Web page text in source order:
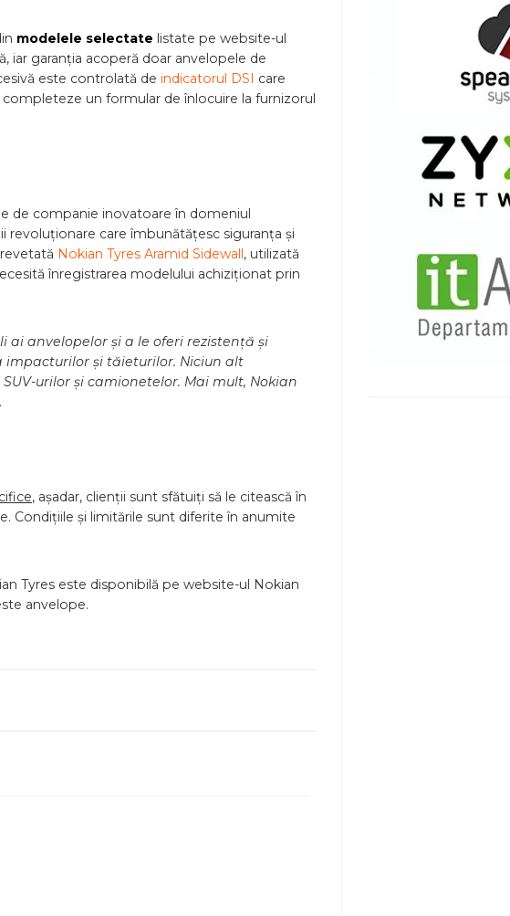
modelele selectate listate pe website-ul
iar garanția acoperă doar anvelopele de
este controlată de indicatorul DSI care
un formular de înlocuire la furnizorul
de companie inovatoare în domeniul
care îmbunătățesc siguranța și
Nokian Tyres Aramid Sidewall, utilizată
înregistrarea modelului achiziționat prin
anvelopelor și a le oferi rezistență și
și tăieturilor. Niciun alt
urilor și camionetelor. Mai mult, Nokian
, așadar, clienții sunt sfătuiți să le citească în
Condițiile și limitările sunt diferite în anumite
Tyres este disponibilă pe website-ul Nokian
anvelope.